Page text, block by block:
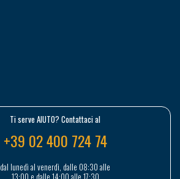
Ti serve AIUTO? Contattaci al
+39 02 400 724 74
dal lunedì al venerdì, dalle 08:30 alle
13:00 e dalle 14:00 alle 17:30